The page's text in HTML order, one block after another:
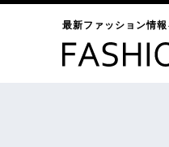
最新ファッション情報